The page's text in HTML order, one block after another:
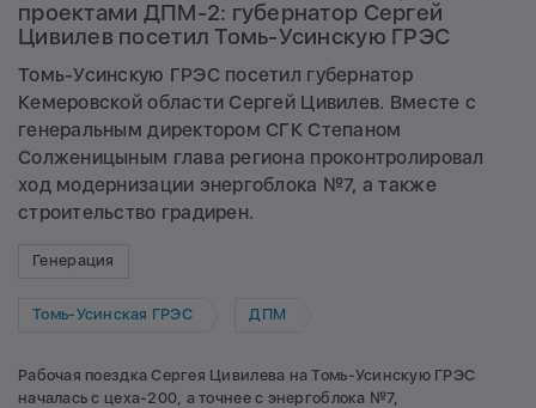
проектами ДПМ-2: губернатор Сергей
Цивилев посетил Томь-Усинскую ГРЭС
Томь-Усинскую ГРЭС посетил губернатор
Кемеровской области Сергей Цивилев. Вместе с
генеральным директором СГК Степаном
Солженицыным глава региона проконтролировал
ход модернизации энергоблока №7, а также
строительство градирен.
Генерация
Томь-Усинская ГРЭС ДПМ
Рабочая поездка Сергея Цивилева на Томь-Усинскую ГРЭС
началась с цеха-200, а точнее с энергоблока №7,